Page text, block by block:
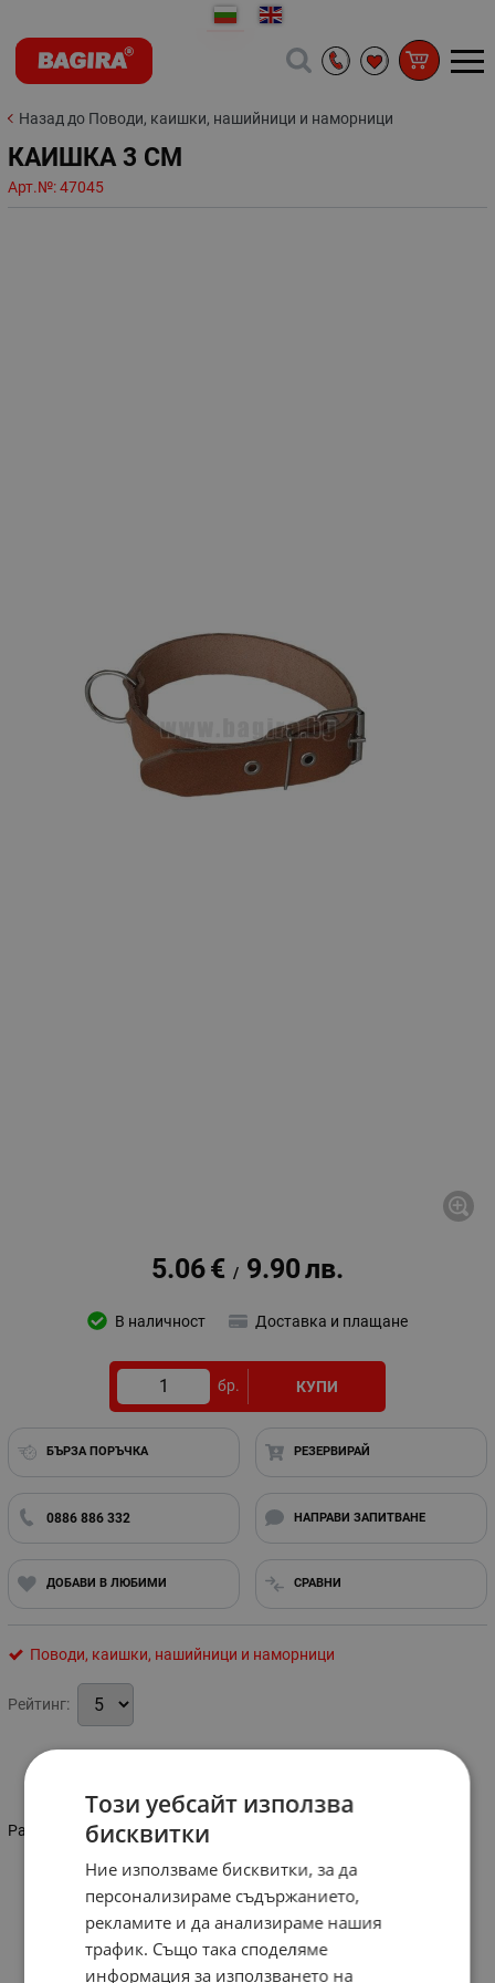
Назад до Поводи, каишки, нашийници и наморници
КАИШКА 3 СМ
Арт.№:47045
5.06€ / 9.90лв.
В наличност Доставка и плащане
бр. КУПИ
БЪРЗА ПОРЪЧКА РЕЗЕРВИРАЙ
0886 886 332 НАПРАВИ ЗАПИТВАНЕ
ДОБАВИ В ЛЮБИМИ СРАВНИ
Поводи, каишки, нашийници и наморници
Рейтинг:
Информация
Размер-3 см.
Този уебсайт използва
бисквитки
Ние използваме бисквитки, за да
персонализираме съдържанието,
рекламите и да анализираме нашия
трафик. Също така споделяме
информация за използването на